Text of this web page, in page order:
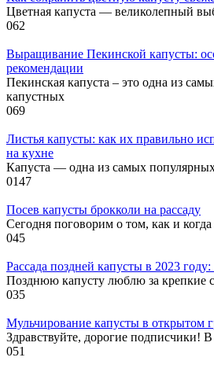
Цветная капуста — великолепный
062
Выращивание Пекинской капусты:
рекомендации
Пекинская капуста – это одна из
капустных
069
Листья капусты: как их правильно
на кухне
Капуста — одна из самых популярных
0147
Посев капусты брокколи на рассаду
Сегодня поговорим о том, как и когда
045
Рассада поздней капусты в 2023
Позднюю капусту люблю за крепкие
035
Мульчирование капусты в открытом
Здравствуйте, дорогие подписчики! В
051